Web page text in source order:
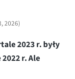
2026)
2023 r. były
r. Ale